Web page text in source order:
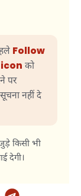
Follow
को
पर
नहीं दे
किसी भी
देगी।